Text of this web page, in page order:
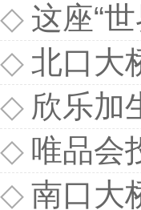
◇ 这座“
◇ 北口大
◇ 欣乐加
◇ 唯品会
◇ 南口大